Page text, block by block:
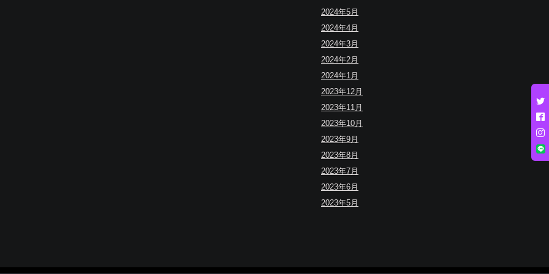
2024年5月
2024年4月
2024年3月
2024年2月
2024年1月
2023年12月
2023年11月
2023年10月
2023年9月
2023年8月
2023年7月
2023年6月
2023年5月